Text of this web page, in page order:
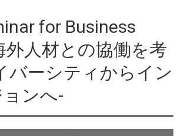
for Business
外人材との協働を考
バーシティからイン
ンへ-